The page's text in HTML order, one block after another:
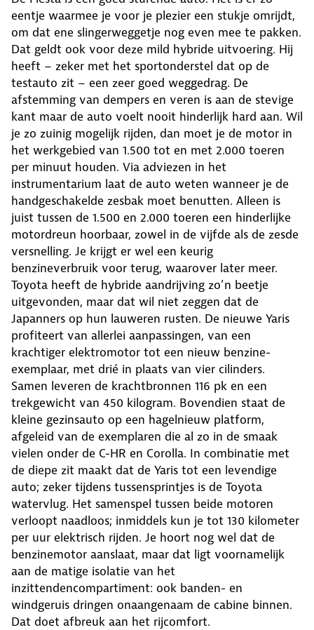
eentje waarmee je voor je plezier een stukje omrijdt,
om dat ene slingerweggetje nog even mee te pakken.
Dat geldt ook voor deze mild hybride uitvoering. Hij
heeft – zeker met het sportonderstel dat op de
testauto zit – een zeer goed weggedrag. De
afstemming van dempers en veren is aan de stevige
kant maar de auto voelt nooit hinderlijk hard aan. Wil
je zo zuinig mogelijk rijden, dan moet je de motor in
het werkgebied van 1.500 tot en met 2.000 toeren
per minuut houden. Via adviezen in het
instrumentarium laat de auto weten wanneer je de
handgeschakelde zesbak moet benutten. Alleen is
juist tussen de 1.500 en 2.000 toeren een hinderlijke
motordreun hoorbaar, zowel in de vijfde als de zesde
versnelling. Je krijgt er wel een keurig
benzineverbruik voor terug, waarover later meer.
Toyota heeft de hybride aandrijving zo’n beetje
uitgevonden, maar dat wil niet zeggen dat de
Japanners op hun lauweren rusten. De nieuwe Yaris
profiteert van allerlei aanpassingen, van een
krachtiger elektromotor tot een nieuw benzine-
exemplaar, met drié in plaats van vier cilinders.
Samen leveren de krachtbronnen 116 pk en een
trekgewicht van 450 kilogram. Bovendien staat de
kleine gezinsauto op een hagelnieuw platform,
afgeleid van de exemplaren die al zo in de smaak
vielen onder de C-HR en Corolla. In combinatie met
de diepe zit maakt dat de Yaris tot een levendige
auto; zeker tijdens tussensprintjes is de Toyota
watervlug. Het samenspel tussen beide motoren
verloopt naadloos; inmiddels kun je tot 130 kilometer
per uur elektrisch rijden. Je hoort nog wel dat de
benzinemotor aanslaat, maar dat ligt voornamelijk
aan de matige isolatie van het
inzittendencompartiment: ook banden- en
windgeruis dringen onaangenaam de cabine binnen.
Dat doet afbreuk aan het rijcomfort.